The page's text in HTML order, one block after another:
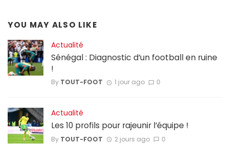
YOU MAY ALSO LIKE
Actualité
Sénégal : Diagnostic d’un football en ruine
!
By TOUT-FOOT 1 jour ago 0
Actualité
Les 10 profils pour rajeunir l’équipe !
By TOUT-FOOT 2 jours ago 0